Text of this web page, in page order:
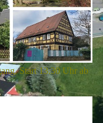
Start 13.30 Uhr ab